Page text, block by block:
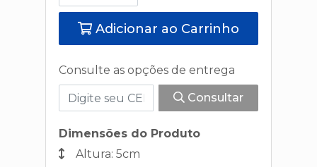
Adicionar ao Carrinho
Consulte as opções de entrega
Consultar
Dimensões do Produto
Altura: 5cm